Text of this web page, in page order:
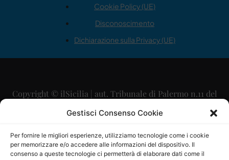
Gestisci Consenso Cookie
Per fornire le migliori esperienze, utilizziamo tecnologie come i cookie
per memorizzare e/o accedere alle informazioni del dispositivo. Il
consenso a queste tecnologie ci permetterà di elaborare dati come il
Cookie Policy (UE)
Disconoscimento
Dichiarazione sulla Privacy (UE)
Copyright © ilSicilia | aut. Tribunale di Palermo n.11 del
29/09/2015
Direttore Editoriale: Maurizio Scaglione